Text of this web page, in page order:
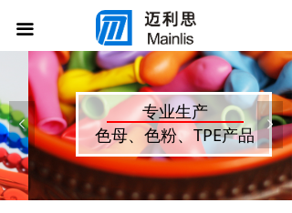
끀
首页
公司介绍
产品展示
新闻中心
联系我们
专业生产
色母、色粉、TPE产品
넳 넲